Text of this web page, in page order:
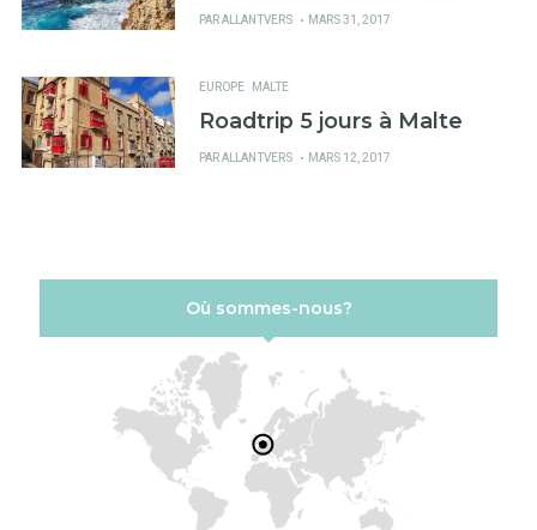
PARALLANTVERS
PUBLIÉ
MARS 31, 2017
EUROPE MALTE
Roadtrip 5 jours à Malte
PARALLANTVERS
PUBLIÉ
MARS 12, 2017
Où sommes-nous?